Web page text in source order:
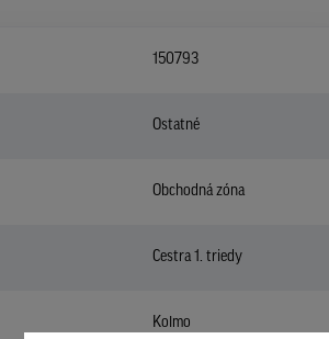
150793
Ostatné
Obchodná zóna
Cestra 1. triedy
Kolmo